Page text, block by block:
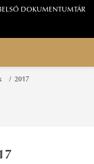
DOKUMENTUMTÁR
2017